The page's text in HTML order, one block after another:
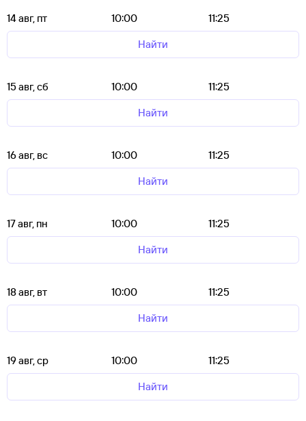
14 авг, пт 10:00
11:25
Найти
15 авг, сб 10:00
11:25
Найти
16 авг, вс 10:00
11:25
Найти
17 авг, пн 10:00
11:25
Найти
18 авг, вт 10:00
11:25
Найти
19 авг, ср 10:00
11:25
Найти